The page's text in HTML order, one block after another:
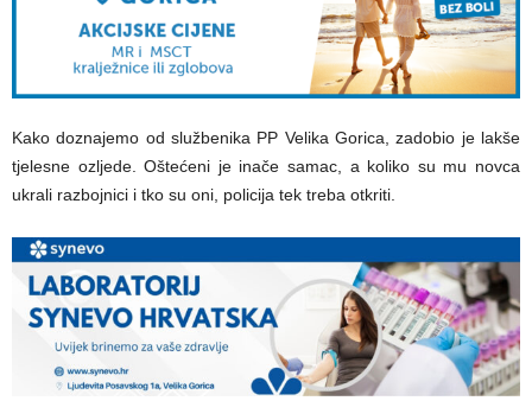
Kako doznajemo od službenika PP Velika Gorica, zadobio je lakše
tjelesne ozljede. Oštećeni je inače samac, a koliko su mu novca
ukrali razbojnici i tko su oni, policija tek treba otkriti.